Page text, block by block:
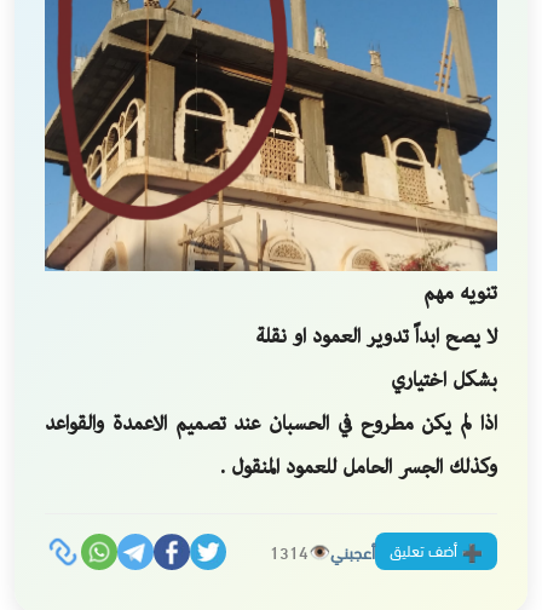
تنويه مهم
لا يصح ابداً تدوير العمود او نقلة
بشكل اختياري
اذا لم يكن مطروح في الحسبان عند تصميم الاعمدة والقواعد
وكذلك الجسر الحامل للعمود المنقول .
أضف تعليق أعجبني 1314